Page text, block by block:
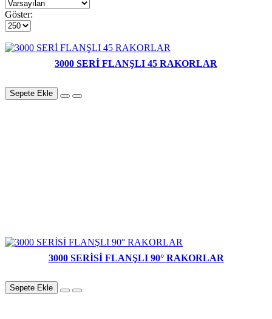
Göster:
3000 SERİ FLANŞLI 45 RAKORLAR
Sepete Ekle
3000 SERİSİ FLANŞLI 90° RAKORLAR
Sepete Ekle